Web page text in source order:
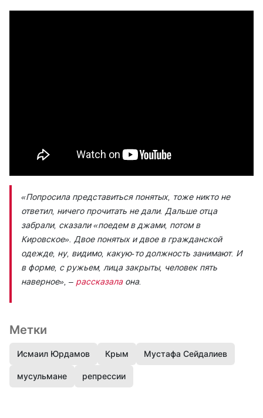
«Попросила представиться понятых, тоже никто не
ответил, ничего прочитать не дали. Дальше отца
забрали, сказали «поедем в джами, потом в
Кировское». Двое понятых и двое в гражданской
одежде, ну, видимо, какую-то должность занимают. И
в форме, с ружьем, лица закрыты, человек пять
наверное», – рассказала она.
Метки
Исмаил Юрдамов Крым Мустафа Сейдалиев
мусульмане репрессии